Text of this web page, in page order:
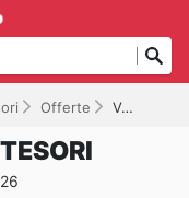
Offerte Valido fino al 09/07/2026